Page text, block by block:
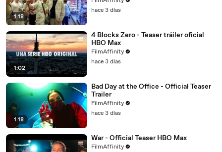
1:18
hace 3 días
1:02
4 Blocks Zero - Teaser tráiler oficial
HBO Max
FilmAffinity
hace 3 días
1:18
Bad Day at the Office - Official Teaser
Trailer
FilmAffinity
hace 3 días
War - Official Teaser HBO Max
FilmAffinity